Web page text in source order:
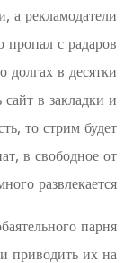
блокировали,
Блогер надолго
в соцсетях о
Просто добавь
есть
Андрей не
стримов время
отважного и
зрителей и